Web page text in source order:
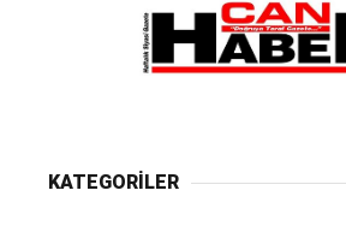
KATEGORİLER